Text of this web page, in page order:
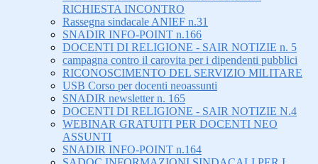
RICHIESTA INCONTRO
Rassegna sindacale ANIEF n.31
SNADIR INFO-POINT n.166
DOCENTI DI RELIGIONE - SAIR NOTIZIE n. 5
campagna contro il carovita per i dipendenti pubblici
RICONOSCIMENTO DEL SERVIZIO MILITARE
USB Corso per docenti neoassunti
SNADIR newsletter n. 165
DOCENTI DI RELIGIONE - SAIR NOTIZIE N.4
WEBINAR GRATUITI PER DOCENTI NEO
ASSUNTI
SNADIR INFO-POINT n.164